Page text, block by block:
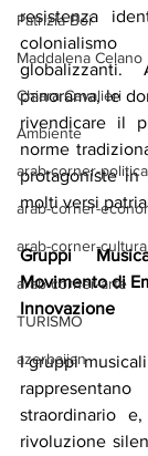
Patrizia Boi
Maddalena Celano
Chiara Cavalieri
Ambiente
arab-corner-politica
arab-corner-
arab-corner-cultura
arab-corner-arte
TURISMO
azerbaijan
resistenza
globalizzanti.
panorama, le
rivendicare il
norme
protagoniste in
molti versi
Gruppi
Movimento di
Innovazione
I gruppi
straordinario
rivoluzione